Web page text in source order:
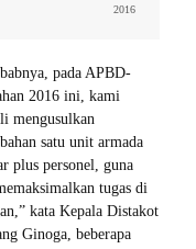
2016
pada APBD-
2016 ini, kami
mengusulkan
satu unit armada
plus personel, guna
tugas di
kata Kepala Distakot
Ginoga, beberapa